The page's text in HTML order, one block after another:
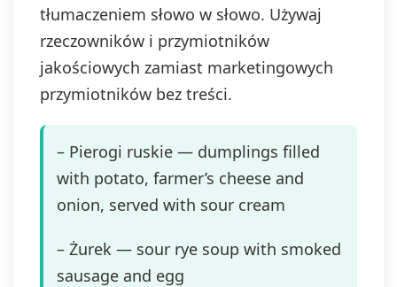
tłumaczeniem słowo w słowo. Używaj
rzeczowników i przymiotników
jakościowych zamiast marketingowych
przymiotników bez treści.
– Pierogi ruskie — dumplings filled
with potato, farmer’s cheese and
onion, served with sour cream
– Żurek — sour rye soup with smoked
sausage and egg